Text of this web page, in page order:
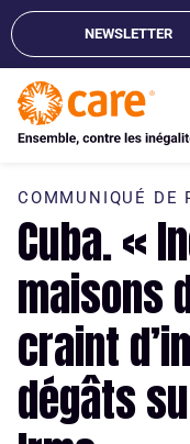
NEWSLETTER
COMMUNIQUÉ DE
Cuba. «
maisons
craint
dégâts